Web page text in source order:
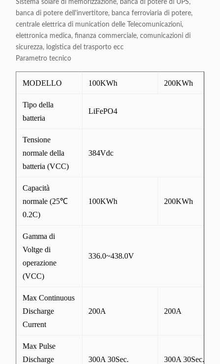
Sistema solare di memorizzazione, banca di potere di UPS,
banca di potere dell'invertitore, banca ferroviaria di potere,
centrale elettrica di munication delle Telecomunicazioni,
elettronica medica, finanza commerciale, comunicazioni di
sicurezza, logistica del trasporto ecc
Parametro tecnico
MODELLO 100KWh 200KWh
Tipo della
batteria
LiFePO4
Tensione
normale della
batteria (VCC)
384Vdc
Capacità
normale (25℃
0.2C)
100KWh 200KWh
Gamma di
Voltge di
operazione
(VCC)
336.0~438.0V
Max Continuous
Discharge
Current
200A 200A
Max Pulse
Discharge
300A 30Sec. 300A 30Sec.